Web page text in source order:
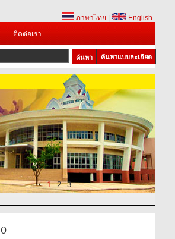
ภาษาไทย
English
ติดต่อเรา
ค้นหาแบบละเอียด
1 2 3